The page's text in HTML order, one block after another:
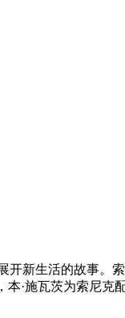
生活的故事。
·施瓦茨为索尼克配